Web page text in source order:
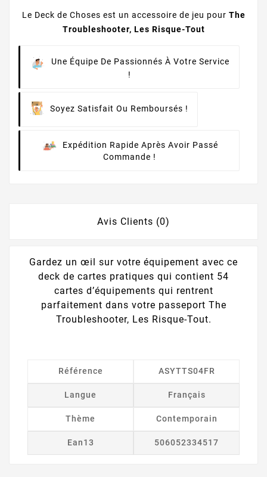
Le Deck de Choses est un accessoire de jeu pour The
Troubleshooter, Les Risque-Tout
Une Équipe De Passionnés À Votre Service
!
Soyez Satisfait Ou Remboursés !
Expédition Rapide Après Avoir Passé
Commande !
Avis Clients (0)
Gardez un œil sur votre équipement avec ce
deck de cartes pratiques qui contient 54
cartes d’équipements qui rentrent
parfaitement dans votre passeport The
Troubleshooter, Les Risque-Tout.
Référence ASYTTS04FR
Langue Français
Thème Contemporain
Ean13 506052334517